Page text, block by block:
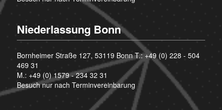
Niederlassung Bonn
Bornheimer Straße 127, 53119 Bonn T.:+49 (0) 228 - 504
469 31
M.: +49 (0) 1579 - 234 32 31
Besuch nur nach Terminvereinbarung